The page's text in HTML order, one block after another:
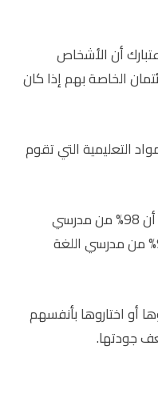
أن الأشخاص
الخاصة بهم إذا كان
التعليمية التي تقوم
أظهرت دراسة من مؤسسة RAND أن 98% من مدرسي
الرياضيات في المرحلة الثانوية و 96% من مدرسي اللغة
أو اختاروها بأنفسهم
جودتها.